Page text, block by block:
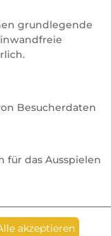
10.08.2026
grundlegende
Besucherdaten
für das Ausspielen
akzeptieren